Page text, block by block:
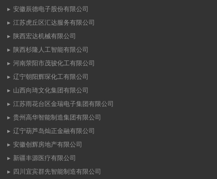
安徽辰德电子股份有限公司
江苏虎丘区汇达服务有限公司
陕西宏达机械有限公司
陕西杉隆人工智能有限公司
河南荥阳市茂骏化工有限公司
辽宁朝阳辉琛化工有限公司
山西向琦文化集团有限公司
江苏雨花台区金瑞电子集团有限公司
贵州高华智能制造集团有限公司
辽宁葫芦岛灿正金融有限公司
安徽创辉房地产有限公司
新疆丰源医疗有限公司
四川宜宾群先智能制造有限公司